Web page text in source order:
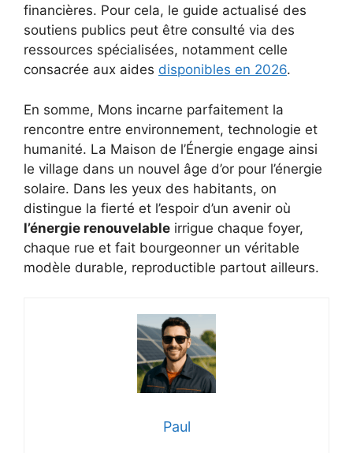
financières. Pour cela, le guide actualisé des
soutiens publics peut être consulté via des
ressources spécialisées, notamment celle
consacrée aux aides disponibles en 2026.
En somme, Mons incarne parfaitement la
rencontre entre environnement, technologie et
humanité. La Maison de l’Énergie engage ainsi
le village dans un nouvel âge d’or pour l’énergie
solaire. Dans les yeux des habitants, on
distingue la fierté et l’espoir d’un avenir où
l’énergie renouvelable irrigue chaque foyer,
chaque rue et fait bourgeonner un véritable
modèle durable, reproductible partout ailleurs.
Paul